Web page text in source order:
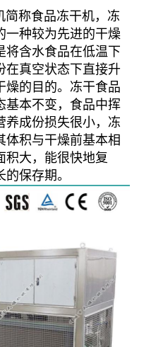
简称食品冻干机，冻
一种较为先进的干燥
将含水食品在低温下
在真空状态下直接升
燥的目的。冻干食品
基本不变，食品中挥
养成份损失很小，冻
体积与干燥前基本相
积大，能很快地复
保存期。